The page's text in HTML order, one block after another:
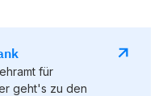
für
geht's zu den